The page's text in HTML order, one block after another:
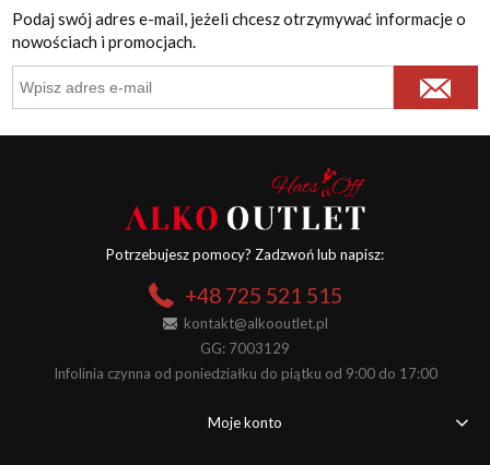
Podaj swój adres e-mail, jeżeli chcesz otrzymywać informacje o
nowościach i promocjach.
Potrzebujesz pomocy? Zadzwoń lub napisz:
+48 725 521 515
kontakt@alkooutlet.pl
GG: 7003129
Infolinia czynna od poniedziałku do piątku od 9:00 do 17:00
Moje konto